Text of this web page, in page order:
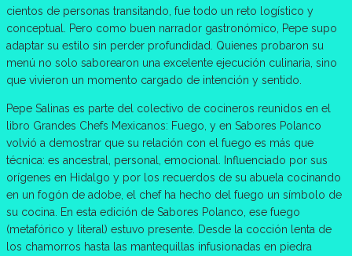
cientos de personas transitando, fue todo un reto logístico y
conceptual. Pero como buen narrador gastronómico, Pepe supo
adaptar su estilo sin perder profundidad. Quienes probaron su
menú no solo saborearon una excelente ejecución culinaria, sino
que vivieron un momento cargado de intención y sentido.
Pepe Salinas es parte del colectivo de cocineros reunidos en el
libro Grandes Chefs Mexicanos: Fuego, y en Sabores Polanco
volvió a demostrar que su relación con el fuego es más que
técnica: es ancestral, personal, emocional. Influenciado por sus
orígenes en Hidalgo y por los recuerdos de su abuela cocinando
en un fogón de adobe, el chef ha hecho del fuego un símbolo de
su cocina. En esta edición de Sabores Polanco, ese fuego
(metafórico y literal) estuvo presente. Desde la cocción lenta de
los chamorros hasta las mantequillas infusionadas en piedra